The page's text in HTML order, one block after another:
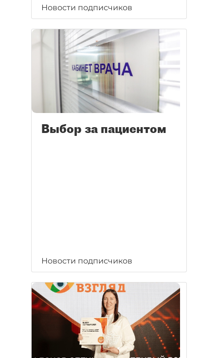
Новости подписчиков
Выбор за пациентом
Новости подписчиков